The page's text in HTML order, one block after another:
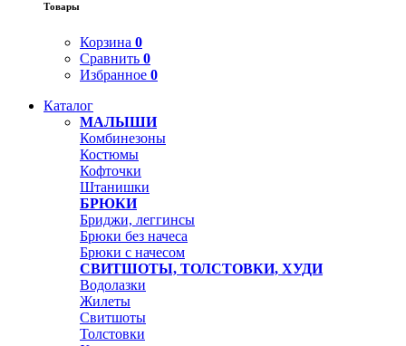
Товары
Корзина 0
Сравнить 0
Избранное 0
Каталог
МАЛЫШИ
Комбинезоны
Костюмы
Кофточки
Штанишки
БРЮКИ
Бриджи, леггинсы
Брюки без начеса
Брюки с начесом
СВИТШОТЫ, ТОЛСТОВКИ, ХУДИ
Водолазки
Жилеты
Свитшоты
Толстовки